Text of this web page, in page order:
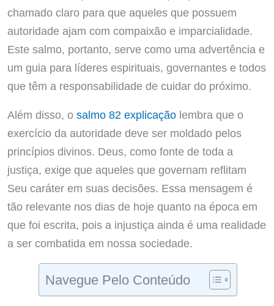
chamado claro para que aqueles que possuem
autoridade ajam com compaixão e imparcialidade.
Este salmo, portanto, serve como uma advertência e
um guia para líderes espirituais, governantes e todos
que têm a responsabilidade de cuidar do próximo.
Além disso, o salmo 82 explicaçãolembra que o
exercício da autoridade deve ser moldado pelos
princípios divinos. Deus, como fonte de toda a
justiça, exige que aqueles que governam reflitam
Seu caráter em suas decisões. Essa mensagem é
tão relevante nos dias de hoje quanto na época em
que foi escrita, pois a injustiça ainda é uma realidade
a ser combatida em nossa sociedade.
Navegue Pelo Conteúdo